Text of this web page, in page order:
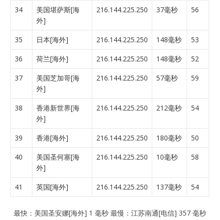
34
美国堪萨斯[海
外]
216.144.225.250 37毫秒 56
35 日本[海外] 216.144.225.250 148毫秒 53
36 荷兰[海外] 216.144.225.250 148毫秒 52
37
美国芝加哥[海
外]
216.144.225.250 57毫秒 59
38
香港新世界[海
外]
216.144.225.250 212毫秒 54
39 香港[海外] 216.144.225.250 180毫秒 50
40
美国圣何塞[海
外]
216.144.225.250 10毫秒 58
41 英国[海外] 216.144.225.250 137毫秒 54
最快：美国圣安娜[海外] 1 毫秒 最慢：江苏南通[电信] 357 毫秒